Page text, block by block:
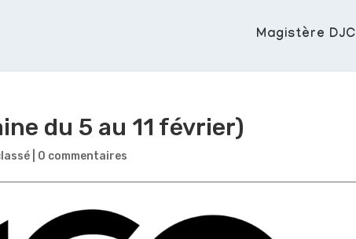
Magistère DJC
du 5 au 11 février)
0 commentaires